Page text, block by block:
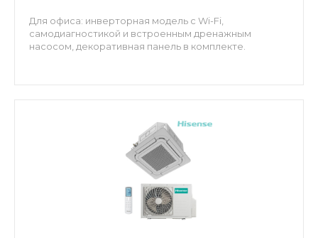
Для офиса: инверторная модель с Wi-Fi,
самодиагностикой и встроенным дренажным
насосом, декоративная панель в комплекте.